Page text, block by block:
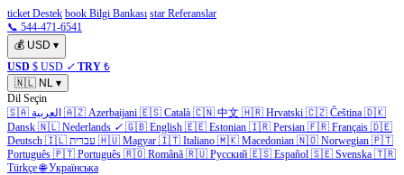
ticket Destek book Bilgi Bankası star Referanslar
📞 544-471-6541
💰 USD ▾
USD $ USD ✓ TRY ₺
🇳🇱 NL ▾
Dil Seçin
🇸🇦 العربية 🇦🇿 Azerbaijani 🇪🇸 Català 🇨🇳 中文 🇭🇷 Hrvatski 🇨🇿 Čeština 🇩🇰
Dansk 🇳🇱 Nederlands ✓ 🇬🇧 English 🇪🇪 Estonian 🇮🇷 Persian 🇫🇷 Français 🇩🇪
Deutsch 🇮🇱 עברית 🇭🇺 Magyar 🇮🇹 Italiano 🇲🇰 Macedonian 🇳🇴 Norwegian 🇵🇹
Português 🇵🇹 Português 🇷🇴 Română 🇷🇺 Русский 🇪🇸 Español 🇸🇪 Svenska 🇹🇷
Türkçe 🌐 Українська